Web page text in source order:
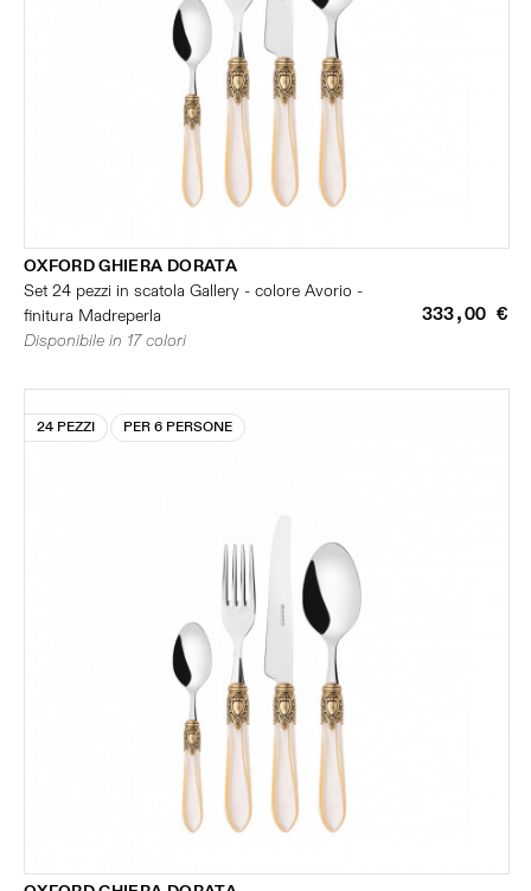
OXFORD GHIERA DORATA
Set 24 pezzi in scatola Gallery - colore Avorio -
finitura Madreperla
333,00 €
Disponibile in 17 colori
24 PEZZI PER 6 PERSONE